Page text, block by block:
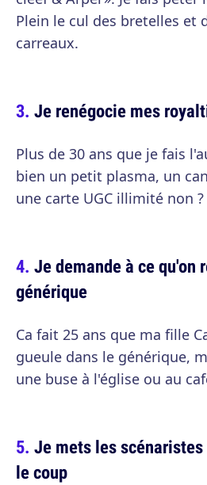
Plein le cul des bretelles et
carreaux.
Je renégocie mes
Plus de 30 ans que je fais
bien un petit plasma, un
une carte UGC illimité non ?
Je demande à ce qu'on
générique
Ca fait 25 ans que ma fille
gueule dans le générique,
une buse à l'église ou au
Je mets les
le coup